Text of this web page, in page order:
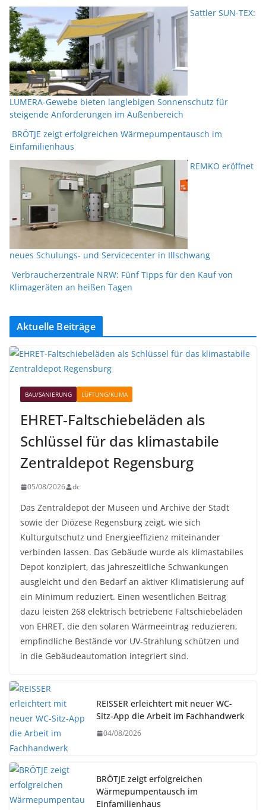
Sattler SUN-TEX:
LUMERA-Gewebe bieten langlebigen Sonnenschutz für
steigende Anforderungen im Außenbereich
BRÖTJE zeigt erfolgreichen Wärmepumpentausch im
Einfamilienhaus
REMKO eröffnet
neues Schulungs- und Servicecenter in Illschwang
Verbraucherzentrale NRW: Fünf Tipps für den Kauf von
Klimageräten an heißen Tagen
Aktuelle Beiträge
BAU/SANIERUNG LÜFTUNG/KLIMA
EHRET-Faltschiebeläden als
Schlüssel für das klimastabile
Zentraldepot Regensburg
05/08/2026 dc
Das Zentraldepot der Museen und Archive der Stadt
sowie der Diözese Regensburg zeigt, wie sich
Kulturgutschutz und Energieeffizienz miteinander
verbinden lassen. Das Gebäude wurde als klimastabiles
Depot konzipiert, das jahreszeitliche Schwankungen
ausgleicht und den Bedarf an aktiver Klimatisierung auf
ein Minimum reduziert. Einen wesentlichen Beitrag
dazu leisten 268 elektrisch betriebene Faltschiebeläden
von EHRET, die den solaren Wärmeeintrag reduzieren,
empfindliche Bestände vor UV-Strahlung schützen und
in die Gebäudeautomation integriert sind.
REISSER erleichtert mit neuer WC-
Sitz-App die Arbeit im Fachhandwerk
04/08/2026
BRÖTJE zeigt erfolgreichen
Wärmepumpentausch im
Einfamilienhaus